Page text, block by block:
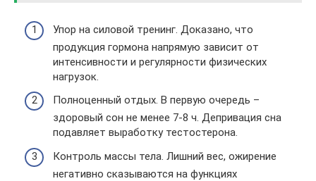
Упор на силовой тренинг. Доказано, что
продукция гормона напрямую зависит от
интенсивности и регулярности физических
нагрузок.
Полноценный отдых. В первую очередь –
здоровый сон не менее 7-8 ч. Депривация сна
подавляет выработку тестостерона.
Контроль массы тела. Лишний вес, ожирение
негативно сказываются на функциях